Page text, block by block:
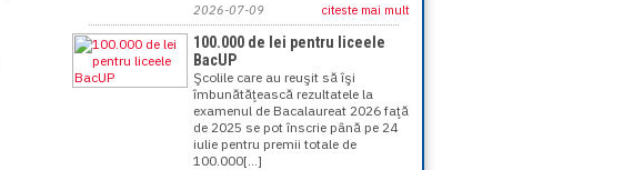
2026-07-09 citeste mai mult
100.000 de lei pentru liceele
BacUP
Şcolile care au reuşit să îşi
îmbunătăţească rezultatele la
examenul de Bacalaureat 2026 faţă
de 2025 se pot înscrie până pe 24
iulie pentru premii totale de
100.000[...]